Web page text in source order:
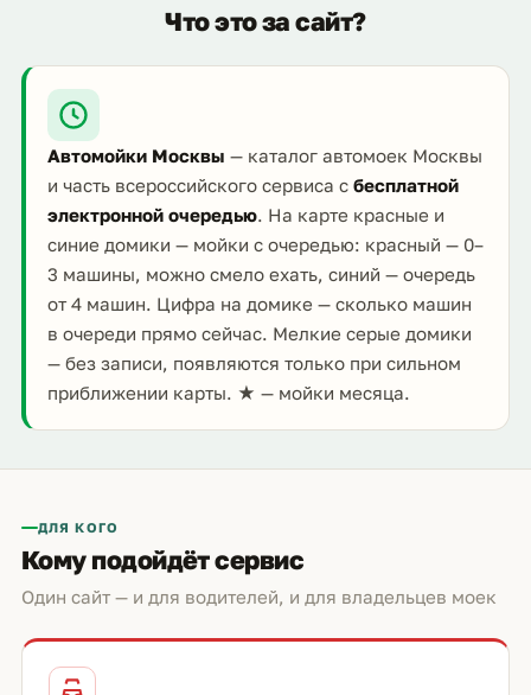
Что это за сайт?
Автомойки Москвы — каталог автомоек Москвы
и часть всероссийского сервиса сбесплатной
электронной очередью. На карте красные и
синие домики — мойки с очередью: красный — 0–
3 машины, можно смело ехать, синий — очередь
от 4 машин. Цифра на домике — сколько машин
в очереди прямо сейчас. Мелкие серые домики
— без записи, появляются только при сильном
приближении карты. ★ — мойки месяца.
ДЛЯ КОГО
Кому подойдёт сервис
Один сайт — и для водителей, и для владельцев моек